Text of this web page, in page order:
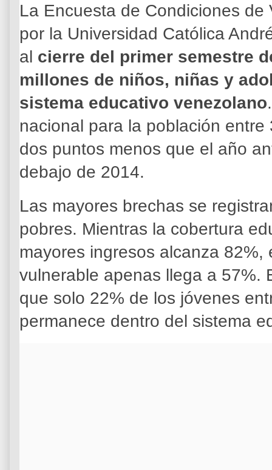
La Encuesta de Condiciones de
por la Universidad Católica
al cierre del primer semestre
millones de niños, niñas y
sistema educativo venezolano
nacional para la población
dos puntos menos que el año
debajo de 2014.
Las mayores brechas se
pobres. Mientras la cobertura
mayores ingresos alcanza 82%,
vulnerable apenas llega a 57%.
que solo 22% de los jóvenes
permanece dentro del sistema